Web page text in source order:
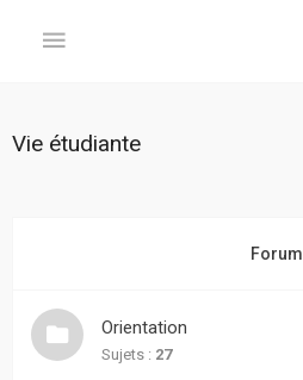
FORUM
Vie étudiante
Forum
Orientation
Sujets : 27